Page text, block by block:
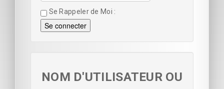
Se Rappeler de Moi
Se connecter
NOM D'UTILISATEUR OU